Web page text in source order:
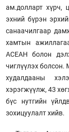
ам.долларт хүрч,
эхний бүрэн
санаачилгаар
хамтын
АСЕАН болон
чиглүүлэх болсон.
худалдааны
хэрэгжүүлж, 43
бүс нутгийн
зохицуулалт хийв.